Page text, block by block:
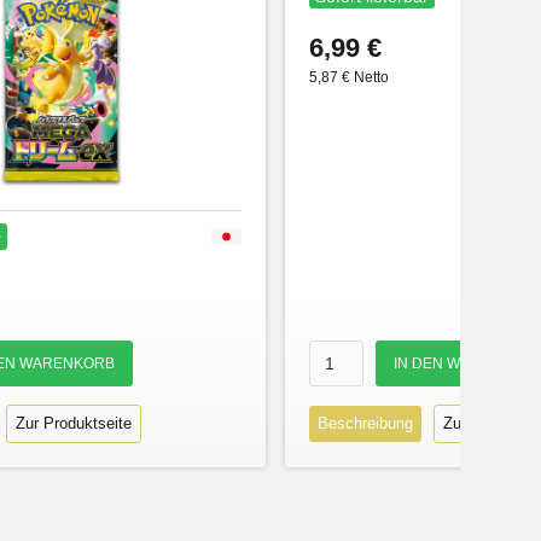
Zur Produktseite
6,99 €
5,87 € Netto
Beschreibung Zur